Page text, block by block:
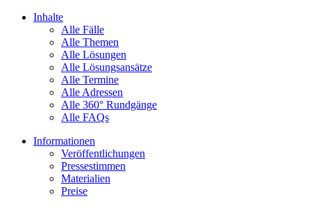
Inhalte
Alle Fälle
Alle Themen
Alle Lösungen
Alle Lösungsansätze
Alle Termine
Alle Adressen
Alle 360° Rundgänge
Alle FAQs
Informationen
Veröffentlichungen
Pressestimmen
Materialien
Preise